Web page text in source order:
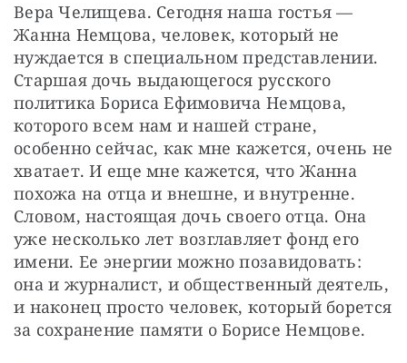
Вера Челищева. Сегодня наша гостья —
Жанна Немцова, человек, который не
нуждается в специальном представлении.
Старшая дочь выдающегося русского
политика Бориса Ефимовича Немцова,
которого всем нам и нашей стране,
особенно сейчас, как мне кажется, очень не
хватает. И еще мне кажется, что Жанна
похожа на отца и внешне, и внутренне.
Словом, настоящая дочь своего отца. Она
уже несколько лет возглавляет фонд его
имени. Ее энергии можно позавидовать:
она и журналист, и общественный деятель,
и наконец просто человек, который борется
за сохранение памяти о Борисе Немцове.